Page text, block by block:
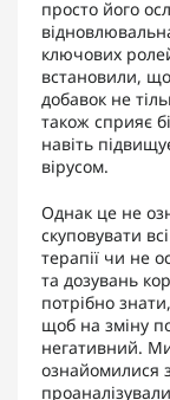
просто його
ключових
встановили,
добавок не
також сприяє
навіть
вірусом.
Однак це не
скуповувати
терапії чи не
та дозувань
потрібно
щоб на зміну
негативний.
ознайомилися